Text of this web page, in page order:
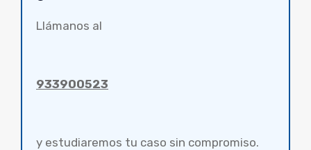
Llámanos al
933900523
y estudiaremos tu caso sin compromiso.